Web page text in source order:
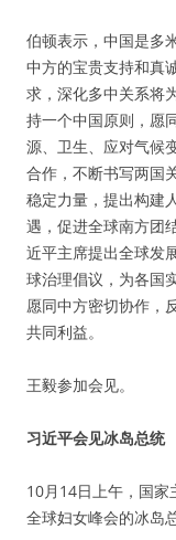
伯顿表示，中国是多
中方的宝贵支持和真
求，深化多中关系将
持一个中国原则，愿
源、卫生、应对气候
合作，不断书写两国
稳定力量，提出构建
遇，促进全球南方团
近平主席提出全球发
球治理倡议，为各国
愿同中方密切协作，
共同利益。
王毅参加会见。
习近平会见冰岛总统
10月14日上午，国
全球妇女峰会的冰岛